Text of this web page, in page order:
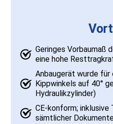
Geringes Vorbaumaß
eine hohe
Anbaugerät wurde für
Kippwinkels auf 40°
Hydraulikzylinder)
CE-konform; inklusive
sämtlicher